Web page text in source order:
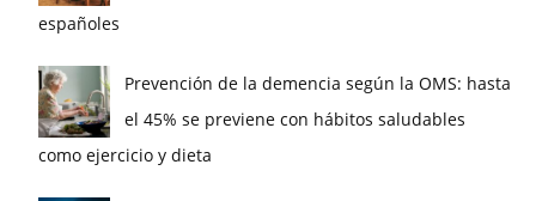
españoles
Prevención de la demencia según la OMS: hasta
el 45% se previene con hábitos saludables
como ejercicio y dieta